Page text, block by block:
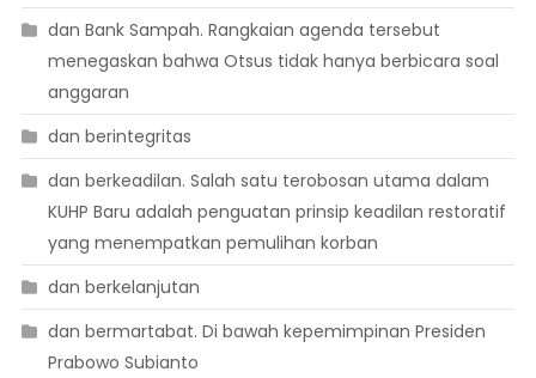
dan Bank Sampah. Rangkaian agenda tersebut
menegaskan bahwa Otsus tidak hanya berbicara soal
anggaran
dan berintegritas
dan berkeadilan. Salah satu terobosan utama dalam
KUHP Baru adalah penguatan prinsip keadilan restoratif
yang menempatkan pemulihan korban
dan berkelanjutan
dan bermartabat. Di bawah kepemimpinan Presiden
Prabowo Subianto